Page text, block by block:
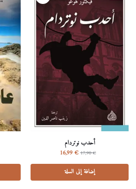
أحدب نوتردام
17,90€
16,99€
إضافة إلى السلة